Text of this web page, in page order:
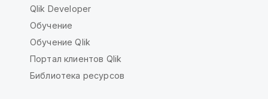
Qlik Developer
Обучение
Обучение Qlik
Портал клиентов Qlik
Библиотека ресурсов